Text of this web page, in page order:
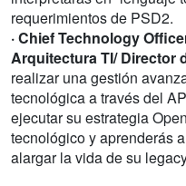
requerimientos de PSD2.
· Chief Technology
Arquitectura TI/ Director
realizar una gestión
tecnológica a través del
ejecutar su estrategia
tecnológico y aprenderás
alargar la vida de su